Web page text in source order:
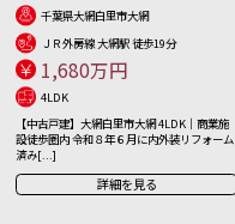
千葉県大網白里市大網
ＪＲ外房線 大網駅 徒歩19分
1,680万円
4LDK
【中古戸建】大網白里市大網 4LDK｜商業施
設徒歩圏内 令和８年６月に内外装リフォーム
済み[...]
詳細を見る